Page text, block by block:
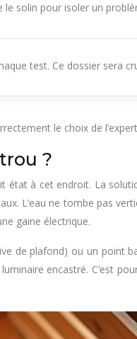
solin pour isoler un
test. Ce dossier sera
le choix de
?
état à cet endroit. La
L’eau ne tombe pas
gaine électrique.
de plafond) ou un point
encastré. C’est